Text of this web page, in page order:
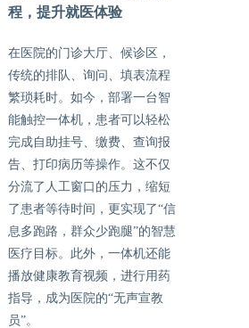
程，提升就医体验
在医院的门诊大厅、候诊区，
传统的排队、询问、填表流程
繁琐耗时。如今，部署一台智
能触控一体机，患者可以轻松
完成自助挂号、缴费、查询报
告、打印病历等操作。这不仅
分流了人工窗口的压力，缩短
了患者等待时间，更实现了“信
息多跑路，群众少跑腿”的智慧
医疗目标。此外，一体机还能
播放健康教育视频，进行用药
指导，成为医院的“无声宣教
员”。